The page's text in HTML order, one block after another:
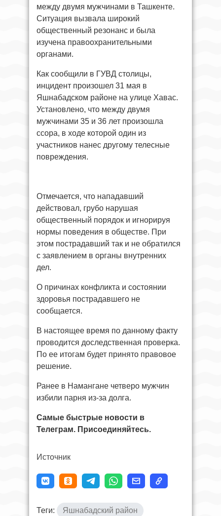
между двумя мужчинами в Ташкенте.
Ситуация вызвала широкий
общественный резонанс и была
изучена правоохранительными
органами.
Как сообщили в ГУВД столицы,
инцидент произошел 31 мая в
Яшнабадском районе на улице Хавас.
Установлено, что между двумя
мужчинами 35 и 36 лет произошла
ссора, в ходе которой один из
участников нанес другому телесные
повреждения.
Отмечается, что нападавший
действовал, грубо нарушая
общественный порядок и игнорируя
нормы поведения в обществе. При
этом пострадавший так и не обратился
с заявлением в органы внутренних
дел.
О причинах конфликта и состоянии
здоровья пострадавшего не
сообщается.
В настоящее время по данному факту
проводится доследственная проверка.
По ее итогам будет принято правовое
решение.
Ранее в Намангане четверо мужчин
избили парня из-за долга.
Самые быстрые новости в
Телеграм. Присоединяйтесь.
Источник
Теги: Яшнабадский район